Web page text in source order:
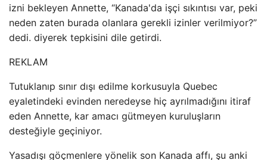
izni bekleyen Annette, “Kanada'da işçi sıkıntısı var, peki
neden zaten burada olanlara gerekli izinler verilmiyor?”
dedi. diyerek tepkisini dile getirdi.
REKLAM
Tutuklanıp sınır dışı edilme korkusuyla Quebec
eyaletindeki evinden neredeyse hiç ayrılmadığını itiraf
eden Annette, kar amacı gütmeyen kuruluşların
desteğiyle geçiniyor.
Yasadışı göçmenlere yönelik son Kanada affı, şu anki